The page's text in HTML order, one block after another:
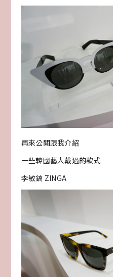
再來公關跟我介紹
一些韓國藝人戴過的款式
李敏鎬 ZINGA